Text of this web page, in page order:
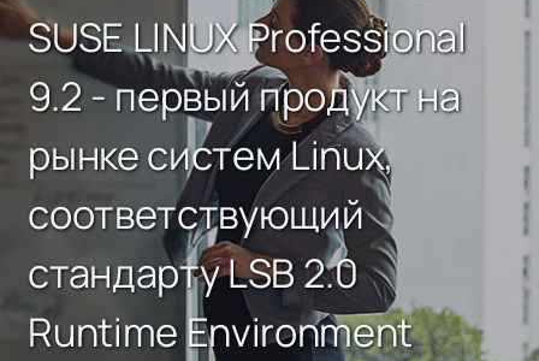
SUSE LINUX Professional
9.2 - первый продукт на
рынке систем Linux,
соответствующий
стандарту LSB 2.0
Runtime Environment